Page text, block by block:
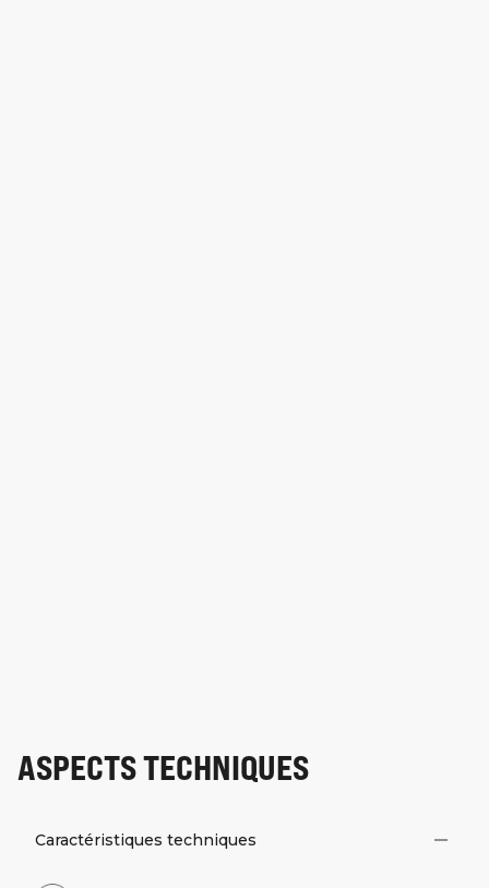
ASPECTS TECHNIQUES
Caractéristiques techniques